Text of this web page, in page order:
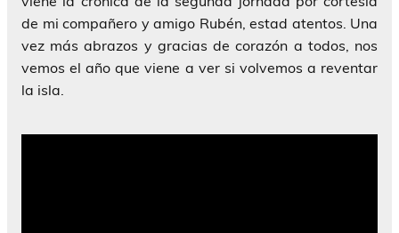
de mi compañero y amigo Rubén, estad atentos. Una
vez más abrazos y gracias de corazón a todos, nos
vemos el año que viene a ver si volvemos a reventar
la isla.